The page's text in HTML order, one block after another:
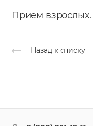
Прием взрослых.
Назад к списку